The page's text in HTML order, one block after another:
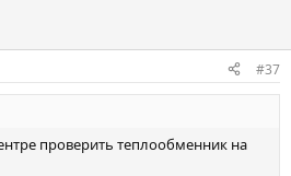
#37
проверить теплообменник на